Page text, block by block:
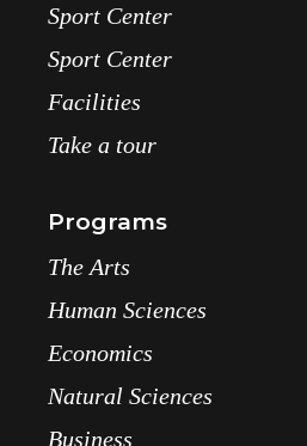
Sport Center
Sport Center
Facilities
Take a tour
Programs
The Arts
Human Sciences
Economics
Natural Sciences
Business